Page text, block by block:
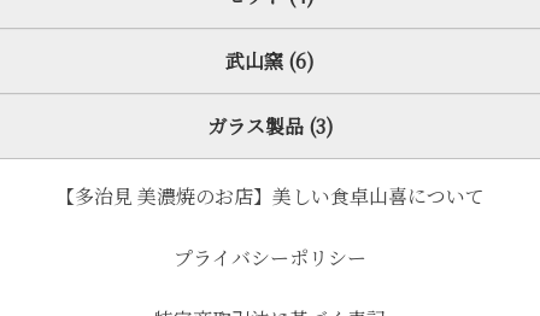
武山窯 (6)
ガラス製品 (3)
【多治見 美濃焼のお店】美しい食卓山喜について
プライバシーポリシー